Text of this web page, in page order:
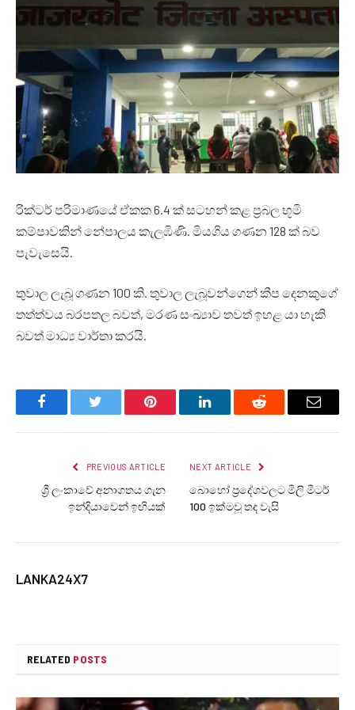
රික්ටර් පරිමාණයේ ඒකක 6.4 ක් සටහන් කළ ප්‍රබල භූමි
කම්පාවකින් නේපාලය කැලඹිණි. මියගිය ගණන 128 ක් බව
පැවැසෙයි.
තුවාල ලැබූ ගණන 100 කි. තුවාල ලැබූවන්ගෙන් කීප දෙනකුගේ
තත්ත්වය බරපතල බවත්, මරණ සංඛ්‍යාව තවත් ඉහළ යා හැකි
බවත් මාධ්‍ය වාර්තා කරයි.
FacebookTwitter Pinterest LinkedInReddit Email
PREVIOUS ARTICLE
ශ්‍රී ලංකාවේ අනාගතය ගැන
ඉන්දියාවෙන් ඉඟියක්
NEXT ARTICLE
බොහෝ ප්‍රදේශවලට මිලි මීටර්
100 ඉක්මවූ තද වැසි
LANKA24X7
RELATED POSTS